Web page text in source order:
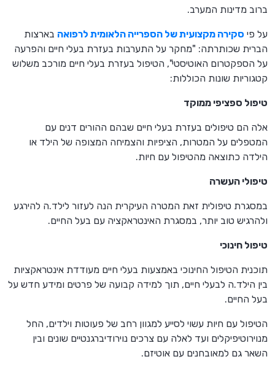
ברוב מדינות המערב.
על פי סקירה מקצועית של הספרייה הלאומית לרפואה בארצות
הברית שכותרתה: "מחקר על התערבות בעזרת בעלי חיים והפרעה
על הספקטרום האוטיסטי", הטיפול בעזרת בעלי חיים מורכב משלוש
קטגוריות שונות הכוללות:
טיפול ספציפי ממוקד
אלה הם טיפולים בעזרת בעלי חיים שבהם ההורים דנים עם
המטפלים על המטרות, הציפיות והצמיחה המצופה של הילד או
הילדה כתוצאה מהטיפול עם חיות.
טיפולי העשרה
במסגרת טיפולית זאת המטרה העיקרית הנה לעזור לילד.ה להירגע
ולהרגיש טוב יותר, במסגרת האינטראקציה עם בעל החיים.
טיפול חינוכי
תוכנית הטיפול החינוכי באמצעות בעלי חיים מעודדת אינטראקציות
בין הילד.ה לבעלי חיים, תוך למידה קבועה של פרטים ומידע חדש על
בעל החיים.
הטיפול עם חיות עשוי לסייע למגוון רחב של פעוטות וילדים, החל
מנוירוטיפיקלים ועד לאלה עם צרכים נוירודיברגנטיים שונים ובין
השאר גם למאובחנים עם אוטיזם.